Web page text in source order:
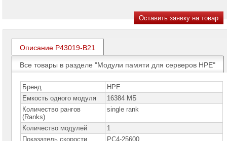
Name
Принтеры
плоттеры
МФУ
Серверы
Name
Серверы
Huawei
Серверы
DELL
Описание P43019-B21
Все товары в разделе "Модули памяти для серверов HPE"
Бренд
HPE
Емкость одного модуля
16384 МБ
Количество рангов
(Ranks)
single rank
Количество модулей
1
Показатель скорости
PC4-25600